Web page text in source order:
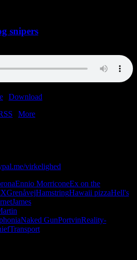
snipers
Download
More
virkelighed
Ennio MorriconeEx on the
GrenåvejHamstringHawaii pizzaHell's
James
Naked GunPortvinReality-
Transport